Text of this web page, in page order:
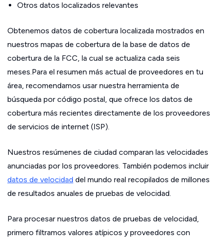
Otros datos localizados relevantes
Obtenemos datos de cobertura localizada mostrados en
nuestros mapas de cobertura de la base de datos de
cobertura de la FCC, la cual se actualiza cada seis
meses.Para el resumen más actual de proveedores en tu
área, recomendamos usar nuestra herramienta de
búsqueda por código postal, que ofrece los datos de
cobertura más recientes directamente de los proveedores
de servicios de internet (ISP).
Nuestros resúmenes de ciudad comparan las velocidades
anunciadas por los proveedores. También podemos incluir
datos de velocidad del mundo real recopilados de millones
de resultados anuales de pruebas de velocidad.
Para procesar nuestros datos de pruebas de velocidad,
primero filtramos valores atípicos y proveedores con